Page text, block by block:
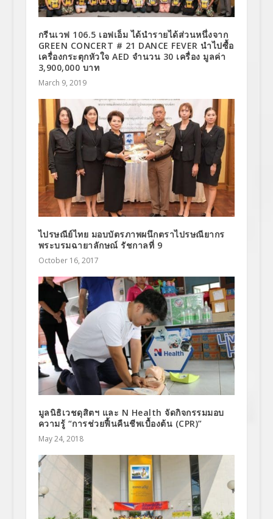
กรีนเวฟ 106.5 เอฟเอ็ม ได้นำรายได้ส่วนหนึ่งจาก
GREEN CONCERT # 21 DANCE FEVER นำไปซื้อ
เครื่องกระตุกหัวใจ AED จำนวน 30 เครื่อง มูลค่า
3,900,000 บาท
March 9, 2019
ไปรษณีย์ไทย มอบบัตรภาพผนึกตราไปรษณียากร
พระบรมฉายาลักษณ์ รัชกาลที่ 9
October 16, 2017
มูลนิธิเวชดุสิตฯ และ N Health จัดกิจกรรมมอบ
ความรู้ “การช่วยฟื้นคืนชีพเบื้องต้น (CPR)”
May 24, 2018